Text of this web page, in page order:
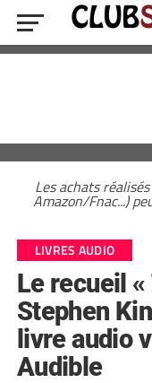
Les achats
Amazon/Fnac...)
LIVRES AUDIO
Le recueil
Stephen
livre audio
Audible